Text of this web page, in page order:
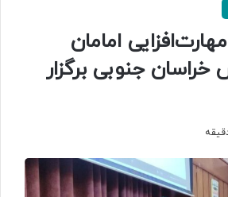
امامان
جنوبی برگزار